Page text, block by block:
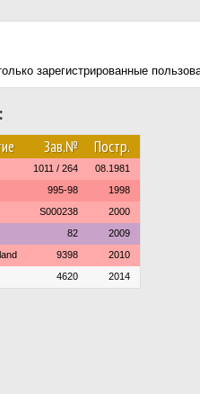
зарегистрированные
Зав.№ Постр.
1011 / 264 08.1981
995-98 1998
S000238 2000
82 2009
9398 2010
4620 2014